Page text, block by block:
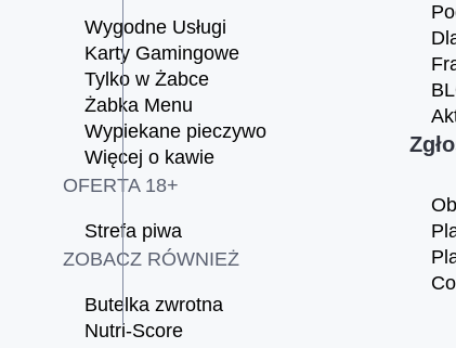
Wygodne Usługi
Karty Gamingowe
Tylko w Żabce
Żabka Menu
Wypiekane pieczywo
Więcej o kawie
OFERTA 18+
Strefa piwa
ZOBACZ RÓWNIEŻ
Butelka zwrotna
Nutri-Score